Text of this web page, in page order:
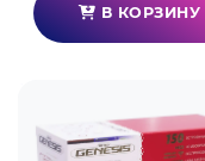
В КОРЗИНУ